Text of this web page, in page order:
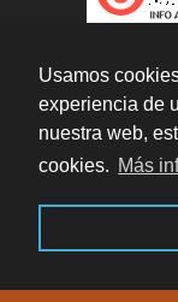
Usamos
experiencia de
nuestra web,
cookies. Más
Calle de
legal · LSSI ·
Programe